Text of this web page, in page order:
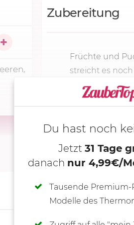
Zubereitung
Früchte und
streicht es
Du hast noch
Jetzt 31 Tage
danach nur 4,99€/
Tausende Premium-
Modelle des